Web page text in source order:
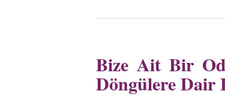
Bize Ait Bir
Döngülere Dair